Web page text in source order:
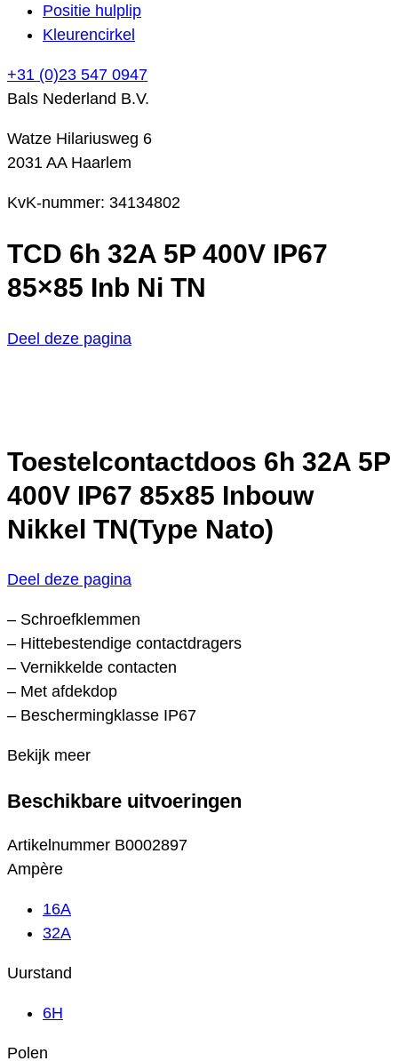
Positie hulplip
Kleurencirkel
+31 (0)23 547 0947
Bals Nederland B.V.
Watze Hilariusweg 6
2031 AA Haarlem
KvK-nummer: 34134802
TCD 6h 32A 5P 400V IP67
85×85 Inb Ni TN
Deel deze pagina
Toestelcontactdoos 6h 32A 5P
400V IP67 85x85 Inbouw
Nikkel TN(Type Nato)
Deel deze pagina
– Schroefklemmen
– Hittebestendige contactdragers
– Vernikkelde contacten
– Met afdekdop
– Beschermingklasse IP67
Bekijk meer
Beschikbare uitvoeringen
Artikelnummer B0002897
Ampère
16A
32A
Uurstand
6H
Polen